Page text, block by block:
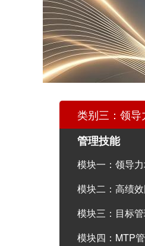
类别三：领
管理技能
模块一：领导
模块二：高绩
模块三：目标
模块四：MTP